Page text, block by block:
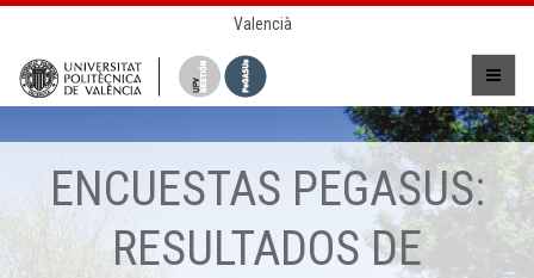
Valencià
ENCUESTAS PEGASUS:
RESULTADOS DE